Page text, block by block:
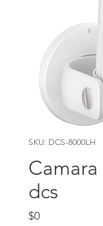
SKU: DCS-8000LH
dcs
$0Precio